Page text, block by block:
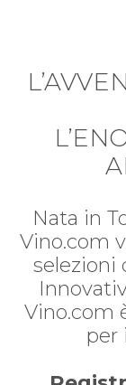
Nata in
Vino.com
selezioni
Vino.com
per